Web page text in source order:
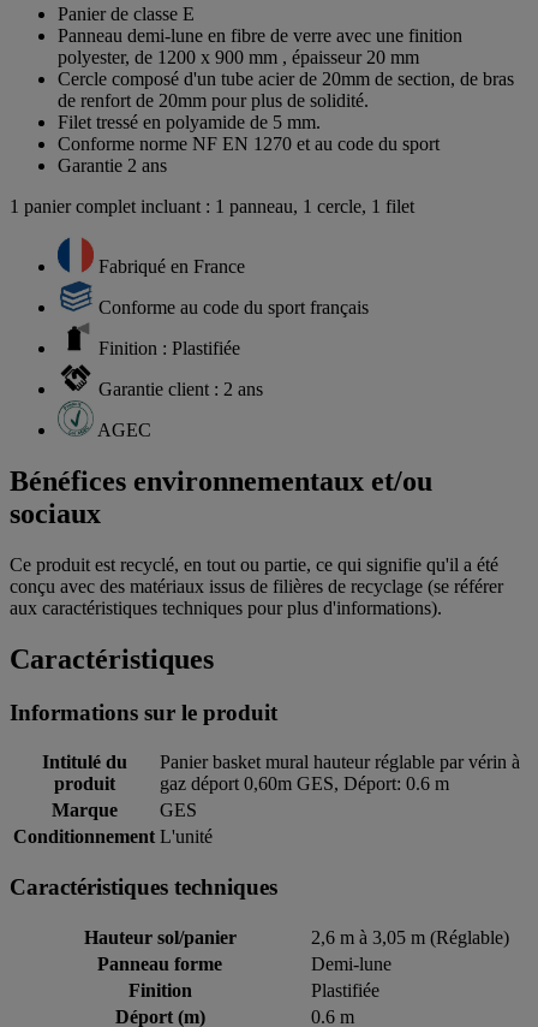
Panier de classe E
Panneau demi-lune en fibre de verre avec une finition
polyester, de 1200 x 900 mm , épaisseur 20 mm
Cercle composé d'un tube acier de 20mm de section, de bras
de renfort de 20mm pour plus de solidité.
Filet tressé en polyamide de 5 mm.
Conforme norme NF EN 1270 et au code du sport
Garantie 2 ans
1 panier complet incluant : 1 panneau, 1 cercle, 1 filet
Fabriqué en France
Conforme au code du sport français
Finition : Plastifiée
Garantie client : 2 ans
AGEC
Bénéfices environnementaux et/ou
sociaux
Ce produit est recyclé, en tout ou partie, ce qui signifie qu'il a été
conçu avec des matériaux issus de filières de recyclage (se référer
aux caractéristiques techniques pour plus d'informations).
Caractéristiques
Informations sur le produit
Intitulé du
produit
Panier basket mural hauteur réglable par vérin à
gaz déport 0,60m GES, Déport: 0.6 m
Marque
GES
Conditionnement L'unité
Caractéristiques techniques
Hauteur sol/panier
2,6 m à 3,05 m (Réglable)
Panneau forme
Demi-lune
Finition
Plastifiée
Déport (m)
0.6 m